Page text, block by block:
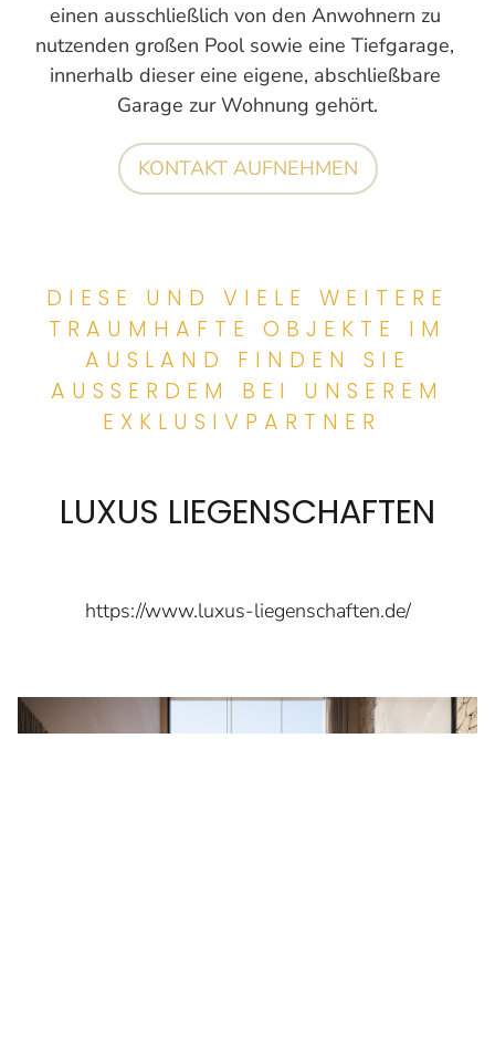
einen ausschließlich von den Anwohnern zu
nutzenden großen Pool sowie eine Tiefgarage,
innerhalb dieser eine eigene, abschließbare
Garage zur Wohnung gehört.
KONTAKT AUFNEHMEN
DIESE UND VIELE WEITERE
TRAUMHAFTE OBJEKTE IM
AUSLAND FINDEN SIE
AUSSERDEM BEI UNSEREM E
XKLUSIVPARTNER
LUXUS LIEGENSCHAFTEN
https://www.luxus-liegenschaften.de/